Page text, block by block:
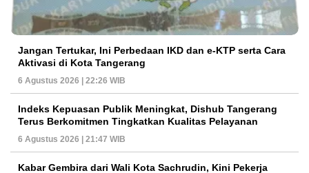
Jangan Tertukar, Ini Perbedaan IKD dan e-KTP serta Cara
Aktivasi di Kota Tangerang
6 Agustus 2026 | 22:26 WIB
Indeks Kepuasan Publik Meningkat, Dishub Tangerang
Terus Berkomitmen Tingkatkan Kualitas Pelayanan
6 Agustus 2026 | 21:47 WIB
Kabar Gembira dari Wali Kota Sachrudin, Kini Pekerja